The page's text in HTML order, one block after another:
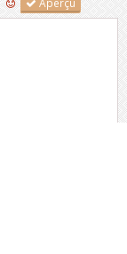
Aperçu